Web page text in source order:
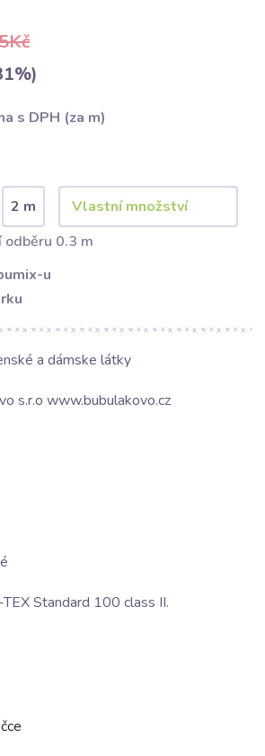
s DPH (za m)
2 m
odběru 0.3 m
u
a dámske látky
s.r.o www.bubulakovo.cz
Standard 100 class II.